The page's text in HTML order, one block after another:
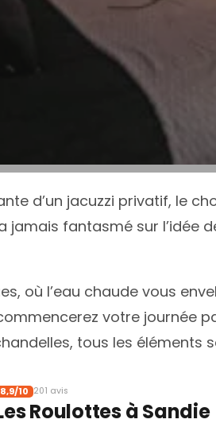
d’Azur
Deux-Sèvres
Tous les
Provence-Alpes-Côte d’Azur
d’un jacuzzi privatif, le
jamais fantasmé sur
où l’eau chaude vous
votre journée
tous les éléments
8,9/10 201 avis
Roulottes à Sandie